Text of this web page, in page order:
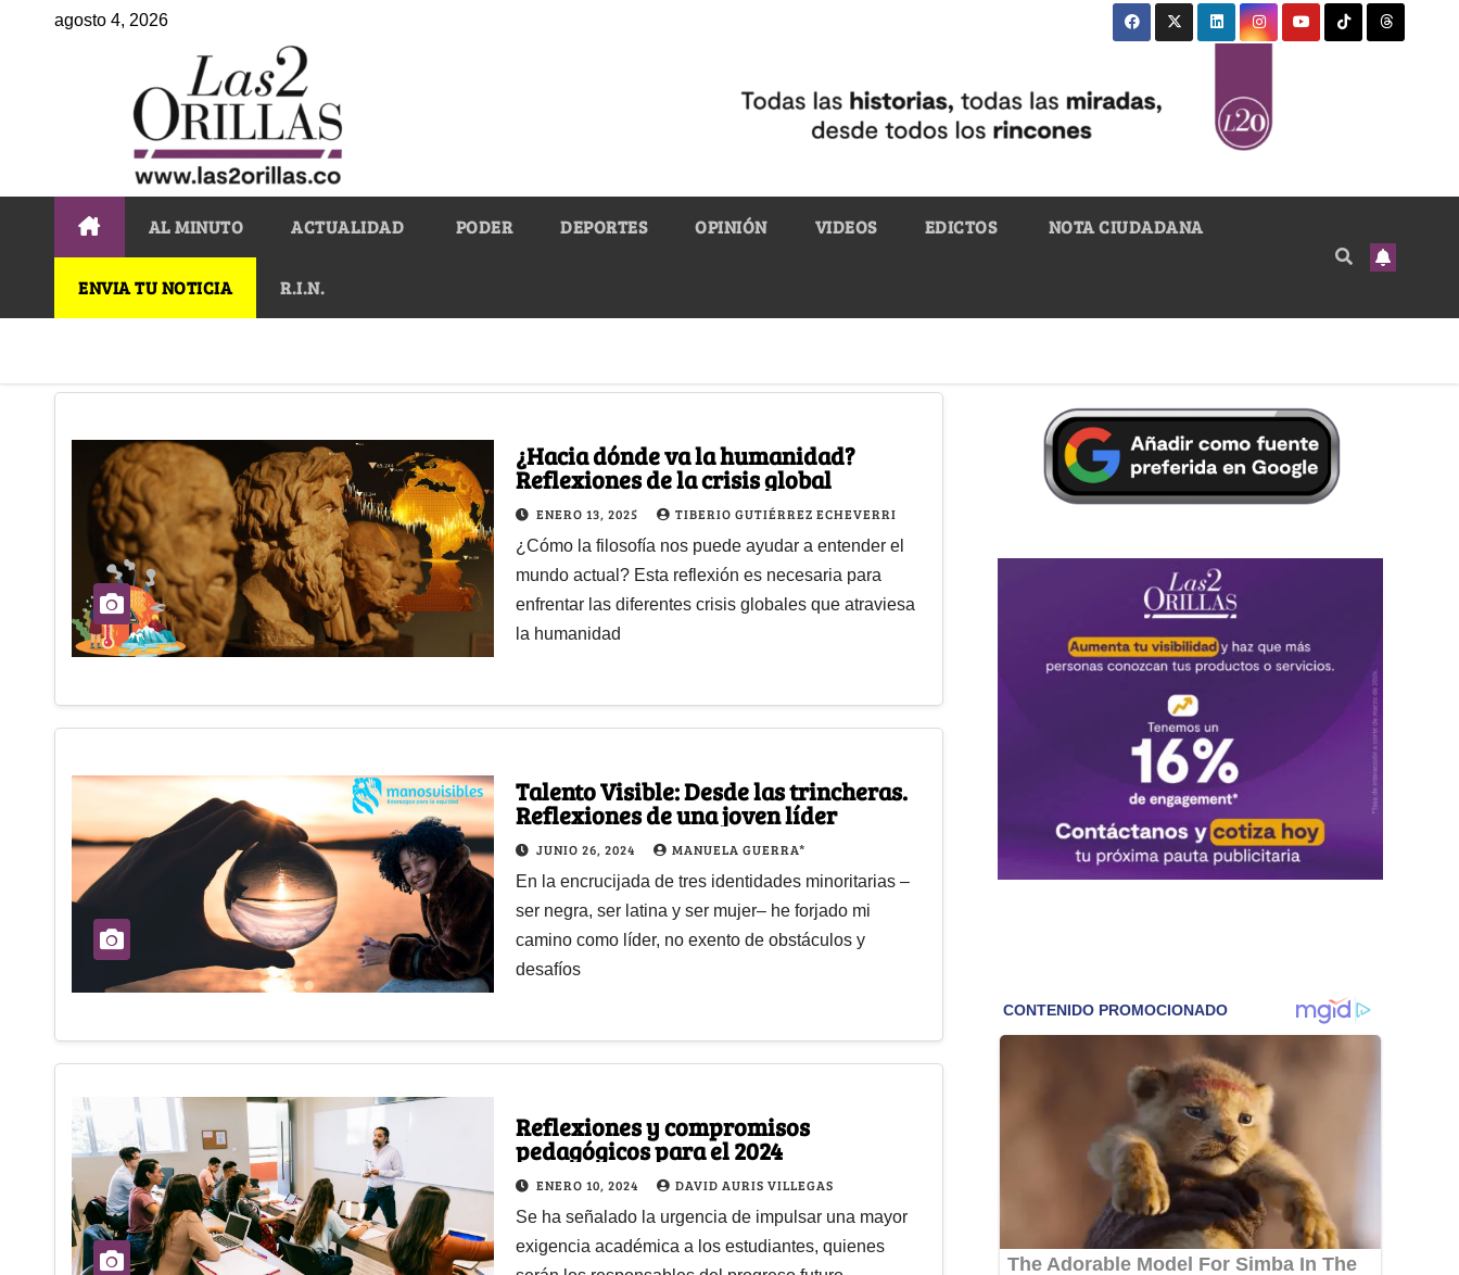
agosto 4, 2026
AL MINUTO ACTUALIDAD PODER DEPORTES OPINIÓN VIDEOS EDICTOS NOTA CIUDADANA
ENVIA TU NOTICIA R.I.N.
¿Hacia dónde va la humanidad?
Reflexiones de la crisis global
ENERO 13, 2025 TIBERIO GUTIÉRREZ ECHEVERRI
¿Cómo la filosofía nos puede ayudar a entender el
mundo actual? Esta reflexión es necesaria para
enfrentar las diferentes crisis globales que atraviesa
la humanidad
Talento Visible: Desde las trincheras.
Reflexiones de una joven líder
JUNIO 26, 2024 MANUELA GUERRA*
En la encrucijada de tres identidades minoritarias –
ser negra, ser latina y ser mujer– he forjado mi
camino como líder, no exento de obstáculos y
desafíos
Reflexiones y compromisos
pedagógicos para el 2024
ENERO 10, 2024 DAVID AURIS VILLEGAS
Se ha señalado la urgencia de impulsar una mayor
exigencia académica a los estudiantes, quienes